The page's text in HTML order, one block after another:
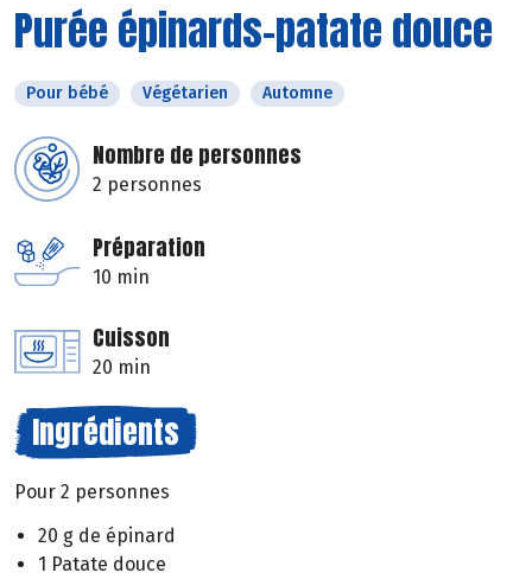
Purée épinards-patate douce
Pour bébé Végétarien Automne
Nombre de personnes
2 personnes
Préparation
10 min
Cuisson
20 min
Ingrédients
Pour 2 personnes
20 g de épinard
1 Patate douce